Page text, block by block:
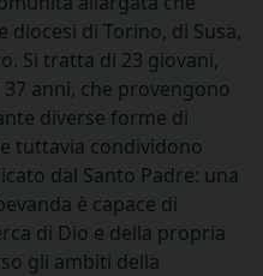
di Torino, di Susa,
Si tratta di 23 giovani,
anni, che provengono
diverse forme di
tuttavia condividono
dal Santo Padre: una
è capace di
di Dio e della propria
gli ambiti della